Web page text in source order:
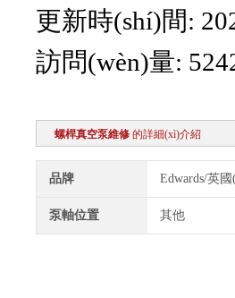
更新時(shí)間:
訪問(wèn)量:
螺桿真空泵維修 的詳細(xì)介紹
品牌 Edwards/英
泵軸位置 其他